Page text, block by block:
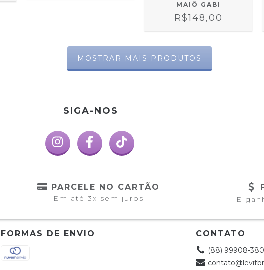
MAIÔ GABI
R$148,00
MOSTRAR MAIS PRODUTOS
SIGA-NOS
PARCELE NO CARTÃO
Em até 3x sem juros E
FORMAS DE ENVIO CONTATO
(88) 99908-